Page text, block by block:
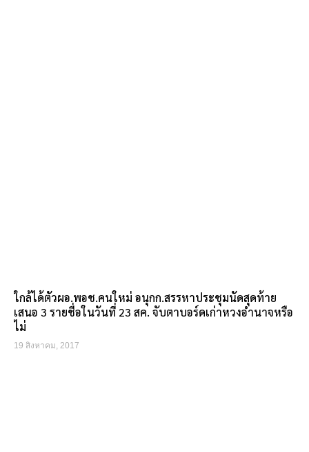
ใกล้ได้ตัวผอ.พอช.คนใหม่ อนุกก.สรรหาประชุมนัดสุดท้าย
เสนอ 3 รายชื่อในวันที่ 23 สค. จับตาบอร์ดเก่าหวงอำนาจหรือ
ไม่
19 สิงหาคม, 2017